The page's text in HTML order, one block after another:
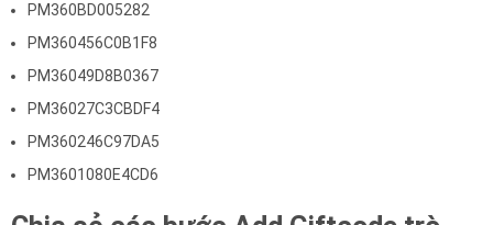
PM360BD005282
PM360456C0B1F8
PM36049D8B0367
PM36027C3CBDF4
PM360246C97DA5
PM3601080E4CD6